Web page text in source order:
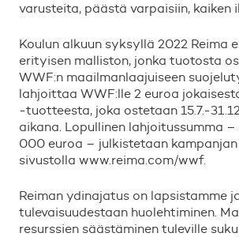
varusteita, päästä varpaisiin, kaiken
Koulun alkuun syksyllä 2022 Reima
erityisen malliston, jonka tuotosta
WWF:n maailmanlaajuiseen
lahjoittaa WWF:lle 2 euroa
-tuotteesta, joka ostetaan 15.7.-
aikana. Lopullinen lahjoitussumma –
000 euroa – julkistetaan kampanjan
sivustolla www.reima.com/wwf.
Reiman ydinajatus on lapsistamme
tulevaisuudestaan huolehtiminen.
resurssien säästäminen tuleville